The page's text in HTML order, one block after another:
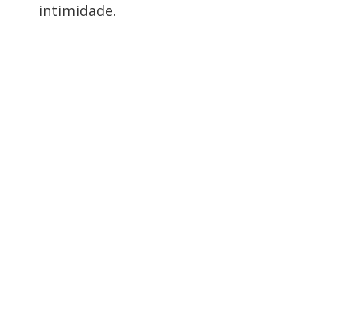
intimidade.